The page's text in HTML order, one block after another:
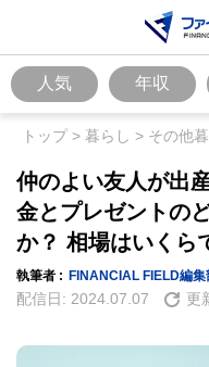
人気 年収
トップ> 暮らし > その他暮
仲のよい友人が出
金とプレゼントの
か？ 相場はいくら
執筆者 : FINANCIAL FIELD編集
配信日: 2024.07.07 更